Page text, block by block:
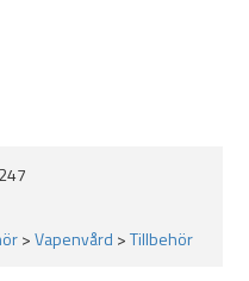
>Vapenvård >Tillbehör